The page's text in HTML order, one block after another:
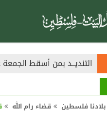
أحكام صلاة العيدين على
التنديــد بمن أسقط
تحقيق الآمال في إخراج
بلادنا فلسطين قضاء رام الله